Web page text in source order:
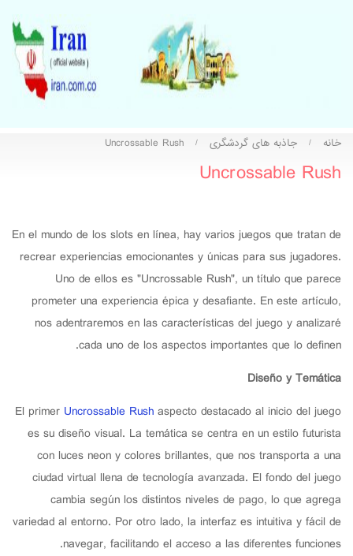
خانه / جاذبه های گردشگری /
Uncrossable Rush
Uncrossable Rush
En el mundo de los slots en línea, hay varios juegos que tratan de
recrear experiencias emocionantes y únicas para sus jugadores.
Uno de ellos es "Uncrossable Rush", un título que parece
prometer una experiencia épica y desafiante. En este artículo,
nos adentraremos en las características del juego y analizaré
cada uno de los aspectos importantes que lo definen.
Diseño y Temática
El primer Uncrossable Rushaspecto destacado al inicio del juego
es su diseño visual. La temática se centra en un estilo futurista
con luces neon y colores brillantes, que nos transporta a una
ciudad virtual llena de tecnología avanzada. El fondo del juego
cambia según los distintos niveles de pago, lo que agrega
variedad al entorno. Por otro lado, la interfaz es intuitiva y fácil de
navegar, facilitando el acceso a las diferentes funciones.